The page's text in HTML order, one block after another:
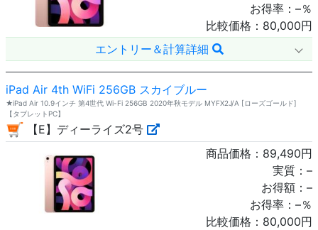
お得率： –％
比較価格： 80,000円
エントリー＆計算詳細
iPad Air 4th WiFi 256GB スカイブルー
★iPad Air 10.9インチ 第4世代 Wi-Fi 256GB 2020年秋モデル MYFX2J/A [ローズゴールド]
【タブレットPC】
【E】ディーライズ2号
商品価格： 89,490円
実質： –
お得額： –
お得率： –％
比較価格： 80,000円